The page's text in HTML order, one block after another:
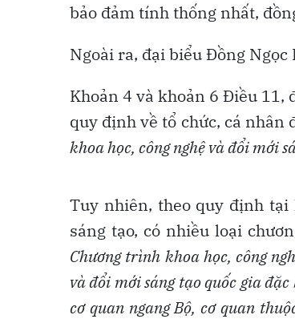
bảo đảm tính thống nhất,
Ngoài ra, đại biểu Đồng Ngọc
Khoản 4 và khoản 6 Điều 11,
quy định về tổ chức, cá
khoa học, công nghệ và đổi mới
Tuy nhiên, theo quy định tại
sáng tạo, có nhiều loại
Chương trình khoa học, công
và đổi mới sáng tạo quốc gia
cơ quan ngang Bộ, cơ quan